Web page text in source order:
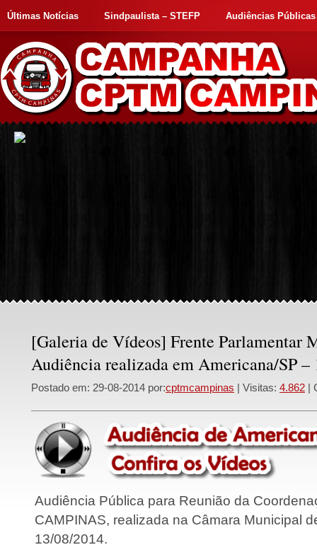
Últimas Notícias Sindpaulista – STEFP Audiências Públicas
[Galeria de Vídeos] Frente Parlamentar
Audiência realizada em Americana/SP –
Postado em: 29-08-2014 por:cptmcampinas | Visitas: 4.862 |
Audiência Pública para Reunião da
CAMPINAS, realizada na Câmara Municipal
13/08/2014.